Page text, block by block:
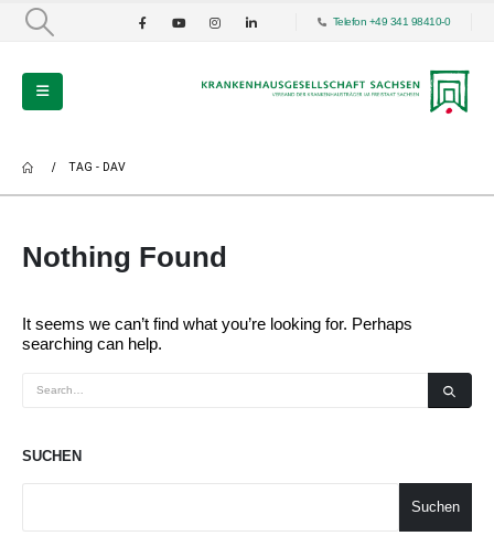
Telefon +49 341 98410-0
TAG - DAV
Nothing Found
It seems we can’t find what you’re looking for. Perhaps
searching can help.
SUCHEN
Suchen